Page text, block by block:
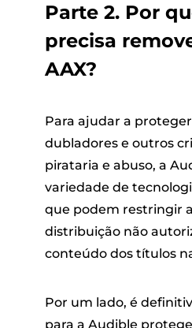
Parte 2. Por
precisa
AAX?
Para ajudar a
dubladores e outros
pirataria e abuso, a
variedade de
que podem restringir
distribuição não
conteúdo dos títulos
Por um lado, é
para a Audible